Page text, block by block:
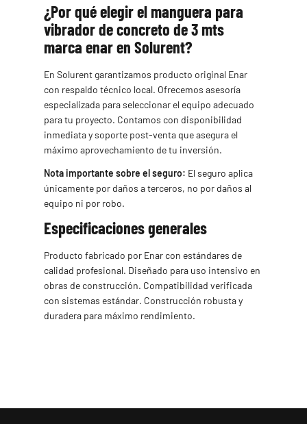
¿Por qué elegir el manguera para
vibrador de concreto de 3 mts
marca enar en Solurent?
En Solurent garantizamos producto original Enar
con respaldo técnico local. Ofrecemos asesoría
especializada para seleccionar el equipo adecuado
para tu proyecto. Contamos con disponibilidad
inmediata y soporte post-venta que asegura el
máximo aprovechamiento de tu inversión.
Nota importante sobre el seguro: El seguro aplica
únicamente por daños a terceros, no por daños al
equipo ni por robo.
Especificaciones generales
Producto fabricado por Enar con estándares de
calidad profesional. Diseñado para uso intensivo en
obras de construcción. Compatibilidad verificada
con sistemas estándar. Construcción robusta y
duradera para máximo rendimiento.